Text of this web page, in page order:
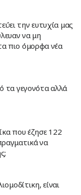
την ευτυχία μας
να μη
πιο όμορφα νέα
τα γεγονότα αλλά
που έζησε 122
να
είναι